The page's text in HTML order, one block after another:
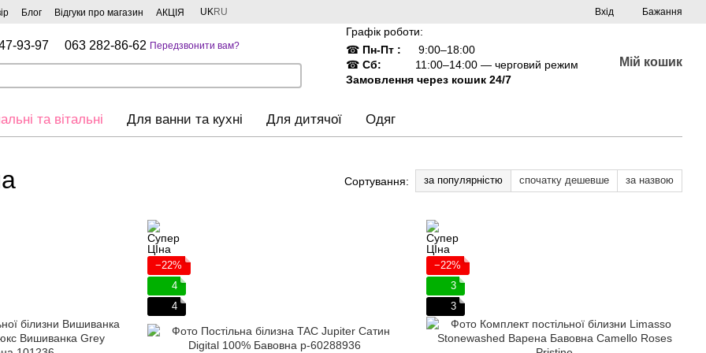
Блог Відгуки про магазин АКЦІЯ UKRU Вхід Бажання
93-97 063 282-86-62 Передзвонити вам?
Графік роботи:
☎ Пн-Пт :
9:00–18:00
☎Сб:
11:00–14:00 — черговий режим
Замовлення через кошик 24/7
Мій кошик
та вітальні Для ванни та кухні Для дитячої Одяг
Сортування: за популярністю спочатку дешевше за назвою
−22%
4
4
−22%
3
3